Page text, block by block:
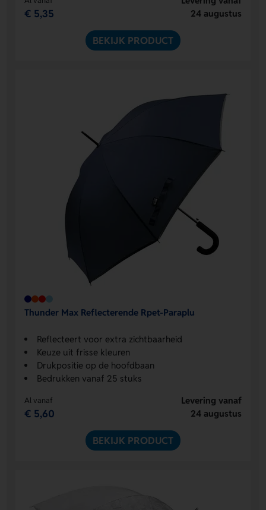
€ 5,35
24 augustus
BEKIJK PRODUCT
Thunder Max Reflecterende Rpet-Paraplu
Reflecteert voor extra zichtbaarheid
Keuze uit frisse kleuren
Drukpositie op de hoofdbaan
Bedrukken vanaf 25 stuks
Al vanaf
€ 5,60
Levering vanaf
24 augustus
BEKIJK PRODUCT